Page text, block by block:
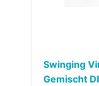
Swinging
Gemischt